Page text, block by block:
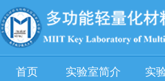
首页 实验室简介 实